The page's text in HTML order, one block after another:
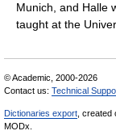
Munich, and Halle
taught at the
© Academic, 2000-2026
Contact us: Technical
Dictionaries export , created
MODx.